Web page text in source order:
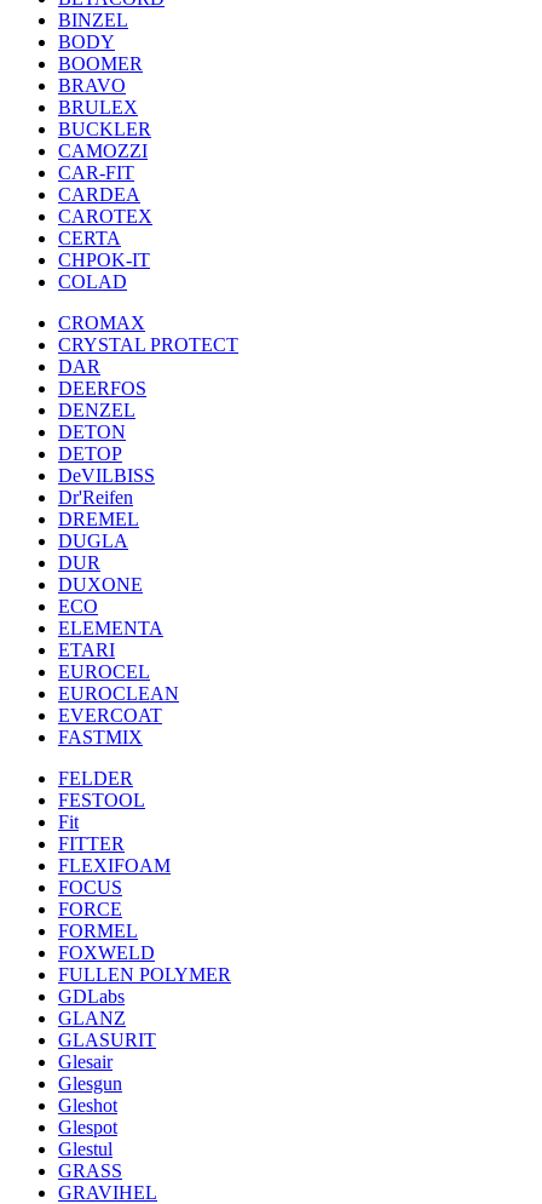
BINZEL
BODY
BOOMER
BRAVO
BRULEX
BUCKLER
CAMOZZI
CAR-FIT
CARDEA
CAROTEX
CERTA
CHPOK-IT
COLAD
CROMAX
CRYSTAL PROTECT
DAR
DEERFOS
DENZEL
DETON
DETOP
DeVILBISS
Dr'Reifen
DREMEL
DUGLA
DUR
DUXONE
ECO
ELEMENTA
ETARI
EUROCEL
EUROCLEAN
EVERCOAT
FASTMIX
FELDER
FESTOOL
Fit
FITTER
FLEXIFOAM
FOCUS
FORCE
FORMEL
FOXWELD
FULLEN POLYMER
GDLabs
GLANZ
GLASURIT
Glesair
Glesgun
Gleshot
Glespot
Glestul
GRASS
GRAVIHEL